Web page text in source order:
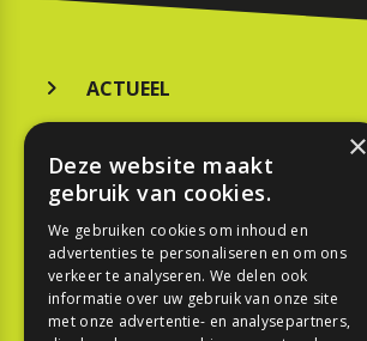
ACTUEEL
KOOPGIDS
TESTEN
SPORT
×
Deze website maakt
gebruik van cookies.
We gebruiken cookies om inhoud en
advertenties te personaliseren en om ons
verkeer te analyseren. We delen ook
informatie over uw gebruik van onze site
met onze advertentie- en analysepartners,